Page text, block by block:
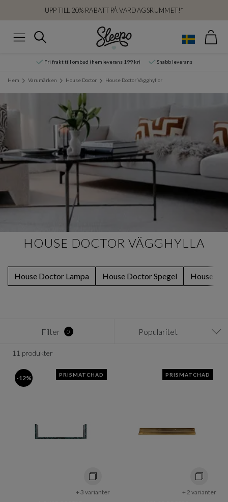
UPP TILL 20% RABATT PÅ VARDAGSRUMMET!*
Sök
Fri frakt till ombud (hemleverans 199 kr) Snabb leverans
Hem Varumärken House Doctor House Doctor Vägghyllor
HOUSE DOCTOR VÄGGHYLLA
House Doctor Lampa House Doctor Spegel House
Filter 0 Popularitet
11 produkter
-12% PRISMATCHAD
+ 3 varianter
PRISMATCHAD
+ 2 varianter